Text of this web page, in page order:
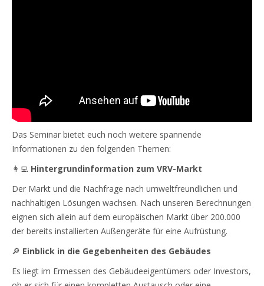
Das Seminar bietet euch noch weitere spannende
Informationen zu den folgenden Themen:
👩‍💻 Hintergrundinformation zum VRV-Markt
Der Markt und die Nachfrage nach umweltfreundlichen und
nachhaltigen Lösungen wachsen. Nach unseren Berechnungen
eignen sich allein auf dem europäischen Markt über 200.000
der bereits installierten Außengeräte für eine Aufrüstung.
🔎 Einblick in die Gegebenheiten des Gebäudes
Es liegt im Ermessen des Gebäudeeigentümers oder Investors,